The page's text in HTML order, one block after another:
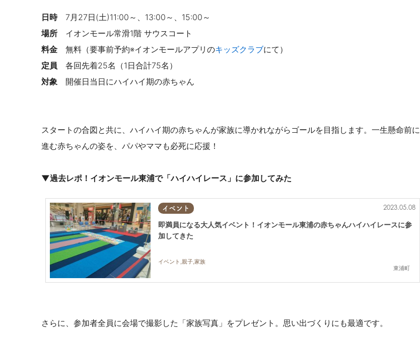
日時7月27日(土)11:00～、13:00～、15:00～
場所 イオンモール常滑1階 サウスコート
料金 無料（要事前予約※イオンモールアプリのキッズクラブにて）
定員 各回先着25名（1日合計75名）
対象 開催日当日にハイハイ期の赤ちゃん
スタートの合図と共に、ハイハイ期の赤ちゃんが家族に導かれながらゴールを目指します。一生懸命前に
進む赤ちゃんの姿を、パパやママも必死に応援！
▼過去レポ！イオンモール東浦で「ハイハイレース」に参加してみた
イベント
東浦町
2023.05.08
即満員になる大人気イベント！イオンモール東浦の赤ちゃんハイハイレースに参
加してきた
イベント,親子,家族
さらに、参加者全員に会場で撮影した「家族写真」をプレゼント。思い出づくりにも最適です。